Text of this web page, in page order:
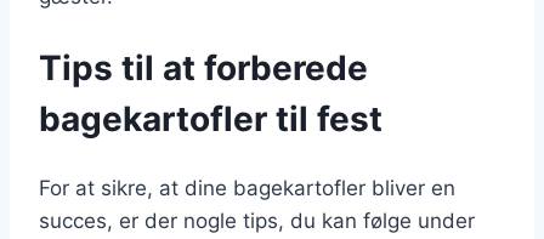
Tips til at forberede
bagekartofler til fest
For at sikre, at dine bagekartofler bliver en
succes, er der nogle tips, du kan følge under